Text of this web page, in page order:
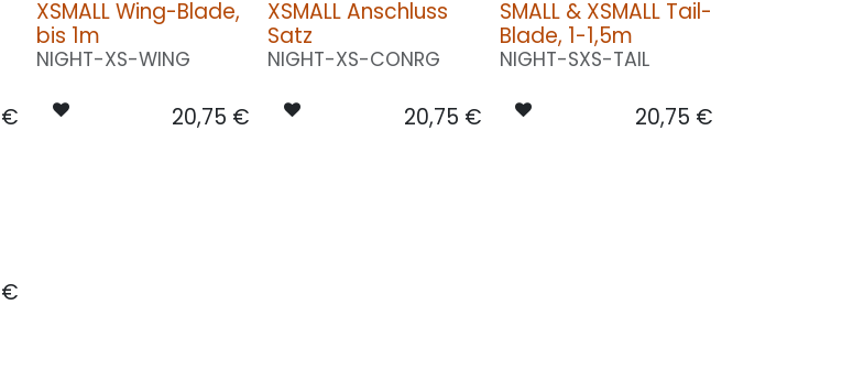
€
XSMALL Wing-Blade,
bis 1m
NIGHT-XS-WING
20,75 €
XSMALL Anschluss
Satz
NIGHT-XS-CONRG
20,75 €
SMALL & XSMALL Tail-
Blade, 1-1,5m
NIGHT-SXS-TAIL
20,75 €
€